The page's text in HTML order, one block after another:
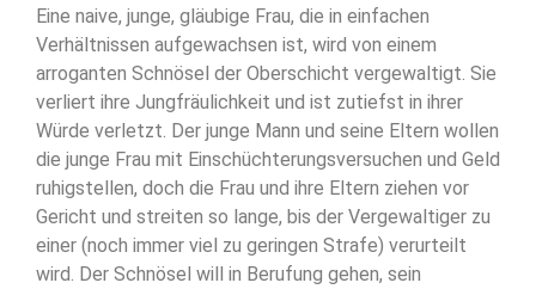
Eine naive, junge, gläubige Frau, die in einfachen
Verhältnissen aufgewachsen ist, wird von einem
arroganten Schnösel der Oberschicht vergewaltigt. Sie
verliert ihre Jungfräulichkeit und ist zutiefst in ihrer
Würde verletzt. Der junge Mann und seine Eltern wollen
die junge Frau mit Einschüchterungsversuchen und Geld
ruhigstellen, doch die Frau und ihre Eltern ziehen vor
Gericht und streiten so lange, bis der Vergewaltiger zu
einer (noch immer viel zu geringen Strafe) verurteilt
wird. Der Schnösel will in Berufung gehen, sein